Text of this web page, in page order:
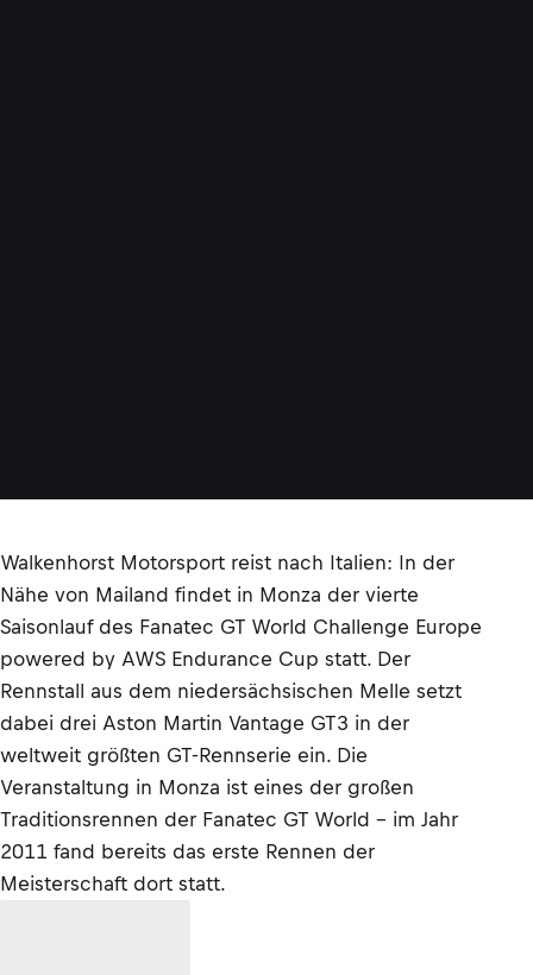
Walkenhorst Motorsport reist nach Italien: In der
Nähe von Mailand findet in Monza der vierte
Saisonlauf des Fanatec GT World Challenge Europe
powered by AWS Endurance Cup statt. Der
Rennstall aus dem niedersächsischen Melle setzt
dabei drei Aston Martin Vantage GT3 in der
weltweit größten GT-Rennserie ein. Die
Veranstaltung in Monza ist eines der großen
Traditionsrennen der Fanatec GT World – im Jahr
2011 fand bereits das erste Rennen der
Meisterschaft dort statt.